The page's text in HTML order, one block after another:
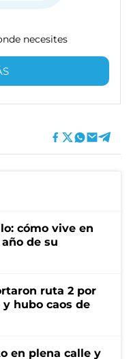
necesites
cómo vive en
de su
ruta 2 por
hubo caos de
en plena calle y